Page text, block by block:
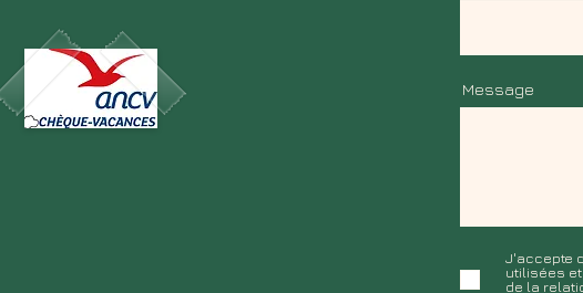
Message
J'accepte
utilisées
de la